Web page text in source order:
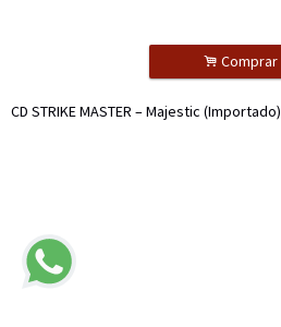
. Comprar
CD STRIKE MASTER – Majestic (Importado)